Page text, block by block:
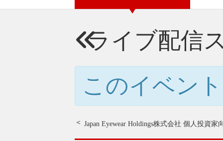
ライブ配信
このイベン
Japan Eyewear Holdings株式会社 個人投資